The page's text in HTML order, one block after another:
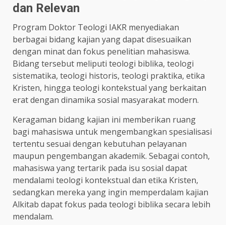
dan Relevan
Program Doktor Teologi IAKR menyediakan
berbagai bidang kajian yang dapat disesuaikan
dengan minat dan fokus penelitian mahasiswa.
Bidang tersebut meliputi teologi biblika, teologi
sistematika, teologi historis, teologi praktika, etika
Kristen, hingga teologi kontekstual yang berkaitan
erat dengan dinamika sosial masyarakat modern.
Keragaman bidang kajian ini memberikan ruang
bagi mahasiswa untuk mengembangkan spesialisasi
tertentu sesuai dengan kebutuhan pelayanan
maupun pengembangan akademik. Sebagai contoh,
mahasiswa yang tertarik pada isu sosial dapat
mendalami teologi kontekstual dan etika Kristen,
sedangkan mereka yang ingin memperdalam kajian
Alkitab dapat fokus pada teologi biblika secara lebih
mendalam.